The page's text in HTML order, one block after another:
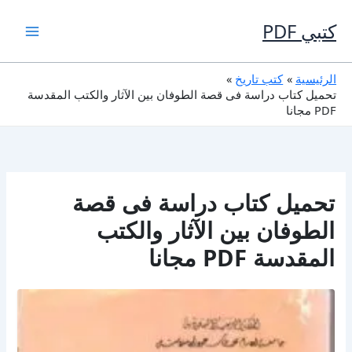
إلى
المحتوى
كتبي PDF
الرئيسية
كتب تاريخ
تحميل كتاب دراسة فى قصة الطوفان بين الآثار والكتب المقدسة
PDF مجانا
تحميل كتاب دراسة فى قصة
الطوفان بين الآثار والكتب
المقدسة PDF مجانا